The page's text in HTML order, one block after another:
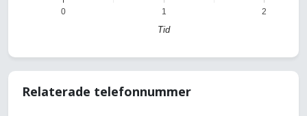
0 1 2
Tid
Relaterade telefonnummer